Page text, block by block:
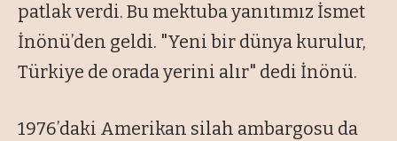
patlak verdi. Bu mektuba yanıtımız İsmet
İnönü’den geldi. "Yeni bir dünya kurulur,
Türkiye de orada yerini alır" dedi İnönü.
1976’daki Amerikan silah ambargosu da